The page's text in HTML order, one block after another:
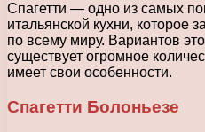
Спагетти — одно из самых
итальянской кухни, которое
по всему миру. Вариантов
существует огромное
имеет свои особенности.
Спагетти Болоньезе